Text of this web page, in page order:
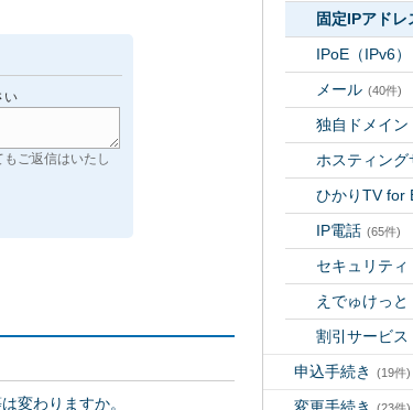
固定IPアドレ
IPoE（IPv6）
メール (40件)
独自ドメイン
ホスティング
ひかりTV for
IP電話 (65件)
セキュリティ
えでゅけっと
割引サービス
申込手続き (19件)
い
ご返信はいたし
変わりますか。